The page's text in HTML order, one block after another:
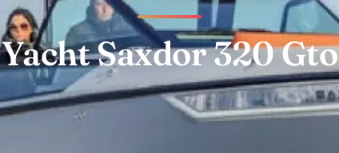
Yacht Saxdor 320 Gto